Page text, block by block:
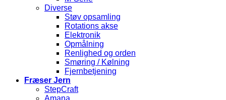
Diverse
Støv opsamling
Rotations akse
Elektronik
Opmålning
Renlighed og orden
Smøring / Kølning
Fjernbetjening
Fræser Jern
StepCraft
Amana